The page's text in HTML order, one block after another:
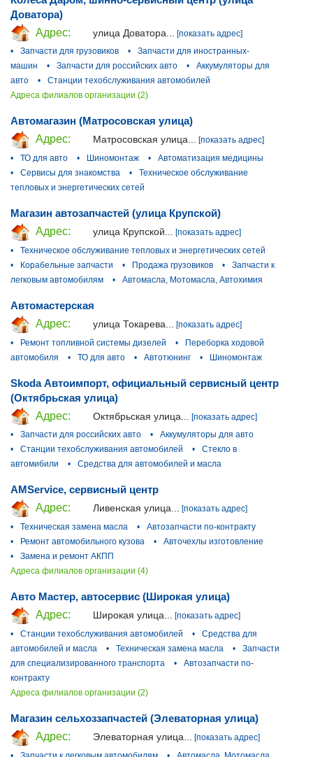
Доватора)
Адрес:
улица Доватора...
[показать адрес]
•
Запчасти для грузовиков •
Запчасти для иностранных-
машин
• Запчасти для российских авто •
Аккумуляторы для
авто
•
Станции техобслуживания автомобилей
Адреса филиалов организации (2)
Автомагазин (Матросовская улица)
Адрес:
Матросовская улица... [показать адрес]
•
ТО для авто • Шиномонтаж •
Автоматизация медицины
•
Сервисы для знакомства •
Техническое обслуживание
тепловых и энергетических сетей
Магазин автозапчастей (улица Крупской)
Адрес:
улица Крупской...
[показать адрес]
•
Техническое обслуживание тепловых и энергетических сетей
•
Корабельные запчасти • Продажа грузовиков •
Запчасти к
легковым автомобилям
• Автомасла, Мотомасла, Автохимия
Автомастерская
Адрес:
улица Токарева...
[показать адрес]
•
Ремонт топливной системы дизелей •
Переборка ходовой
автомобиля
• ТО для авто • Автотюнинг • Шиномонтаж
Skoda Автоимпорт, официальный сервисный центр
(Октябрьская улица)
Адрес:
Октябрьская улица...
[показать адрес]
•
Запчасти для российских авто •
Аккумуляторы для авто
•
Станции техобслуживания автомобилей •
Стекло в
автомибили
• Средства для автомобилей и масла
AMService, сервисный центр
Адрес:
Ливенская улица... [показать адрес]
•
Техническая замена масла •
Автозапчасти по-контракту
•
Ремонт автомобильного кузова •
Авточехлы изготовление
•
Замена и ремонт АКПП
Адреса филиалов организации (4)
Авто Мастер, автосервис (Широкая улица)
Адрес:
Широкая улица...
[показать адрес]
•
Станции техобслуживания автомобилей •
Средства для
автомобилей и масла
• Техническая замена масла •
Запчасти
для специализированного транспорта
•
Автозапчасти по-
контракту
Адреса филиалов организации (2)
Магазин сельхоззапчастей (Элеваторная улица)
Адрес:
Элеваторная улица...
[показать адрес]